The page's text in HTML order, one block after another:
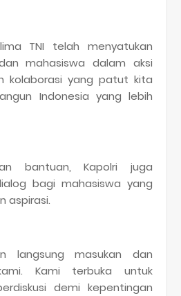
TNI telah menyatukan
mahasiswa dalam aksi
kolaborasi yang patut kita
Indonesia yang lebih
bantuan, Kapolri juga
bagi mahasiswa yang
aspirasi.
langsung masukan dan
Kami terbuka untuk
demi kepentingan